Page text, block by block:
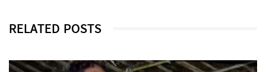
RELATED POSTS